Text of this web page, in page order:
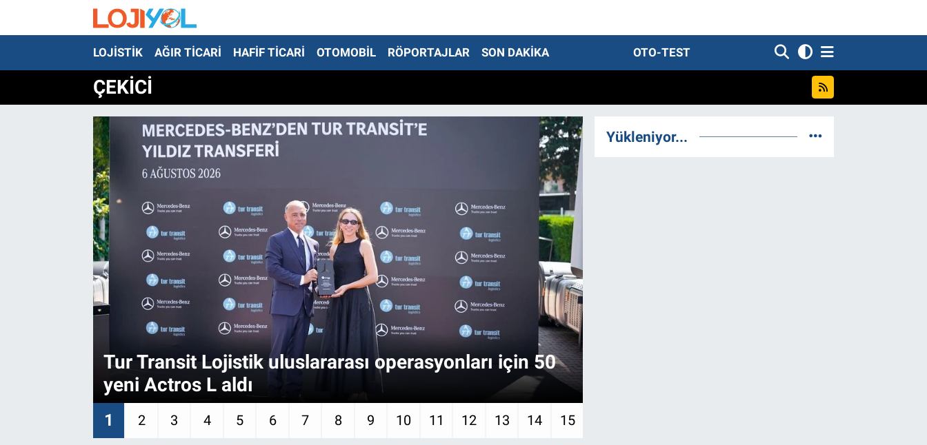
LOJİSTİK AĞIR TİCARİ HAFİF TİCARİ OTOMOBİL RÖPORTAJLAR SON DAKİKA OTO-TEST
ÇEKİCİ
Tur Transit Lojistik uluslararası operasyonları için 50
yeni Actros L aldı
1 2 3 4 5 6 7 8 9 10 11 12 13 14 15
Yükleniyor...
OTO-TEST